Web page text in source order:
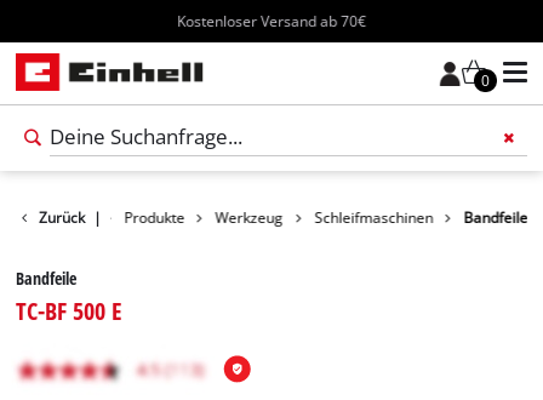
Kostenloser Versand ab 70€
0
Zurück | Produkte Werkzeug Schleifmaschinen Bandfeile
Bandfeile
TC-BF 500 E